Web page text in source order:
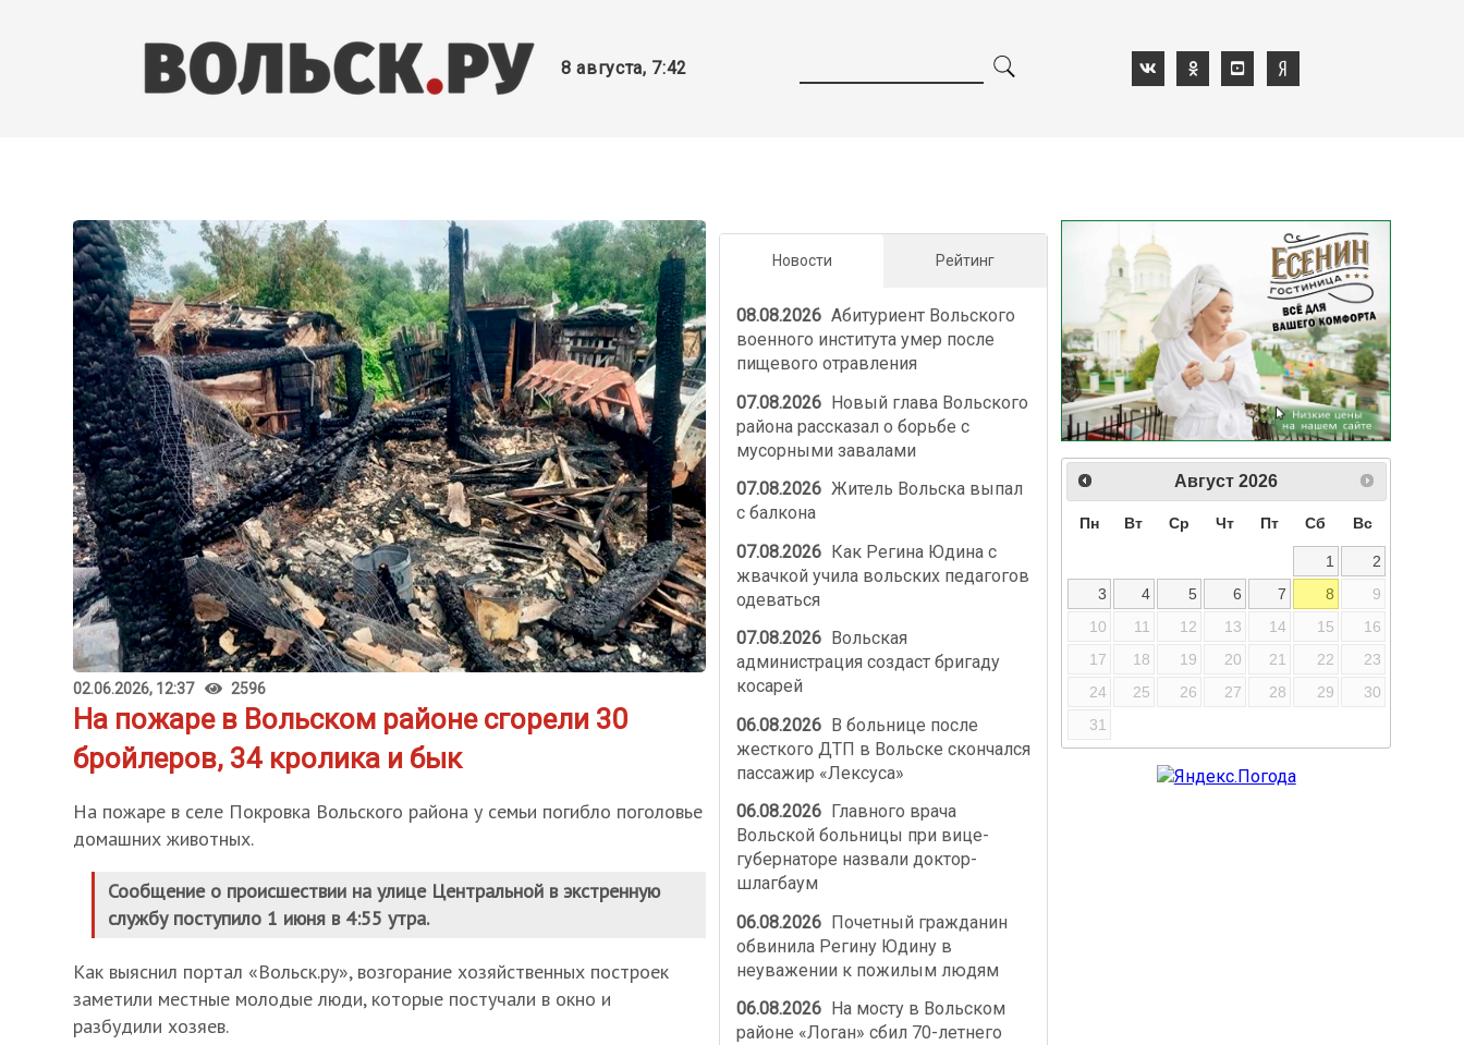
8 августа, 7:42
02.06.2026, 12:37 2596
На пожаре в Вольском районе сгорели 30
бройлеров, 34 кролика и бык
На пожаре в селе Покровка Вольского района у семьи погибло поголовье
домашних животных.
Сообщение о происшествии на улице Центральной в экстренную
службу поступило 1 июня в 4:55 утра.
Как выяснил портал «Вольск.ру», возгорание хозяйственных построек
заметили местные молодые люди, которые постучали в окно и
разбудили хозяев.
Новости Рейтинг
08.08.2026 Абитуриент Вольского
военного института умер после
пищевого отравления
07.08.2026 Новый глава Вольского
района рассказал о борьбе с
мусорными завалами
07.08.2026 Житель Вольска выпал
с балкона
07.08.2026 Как Регина Юдина с
жвачкой учила вольских педагогов
одеваться
07.08.2026
Вольская
администрация создаст бригаду
косарей
06.08.2026 В больнице после
жесткого ДТП в Вольске скончался
пассажир «Лексуса»
06.08.2026
Главного врача
Вольской больницы при вице-
губернаторе назвали доктор-
шлагбаум
06.08.2026 Почетный гражданин
обвинила Регину Юдину в
неуважении к пожилым людям
06.08.2026
На мосту в Вольском
районе «Логан» сбил 70-летнего
Август 2026
Пн Вт Ср Чт Пт Сб Вс
1
2
3
4 5 6 7 8
9
10
11 12 13 14 15
16
17
18 19 20 21 22
23
24
25 26 27 28 29
30
31